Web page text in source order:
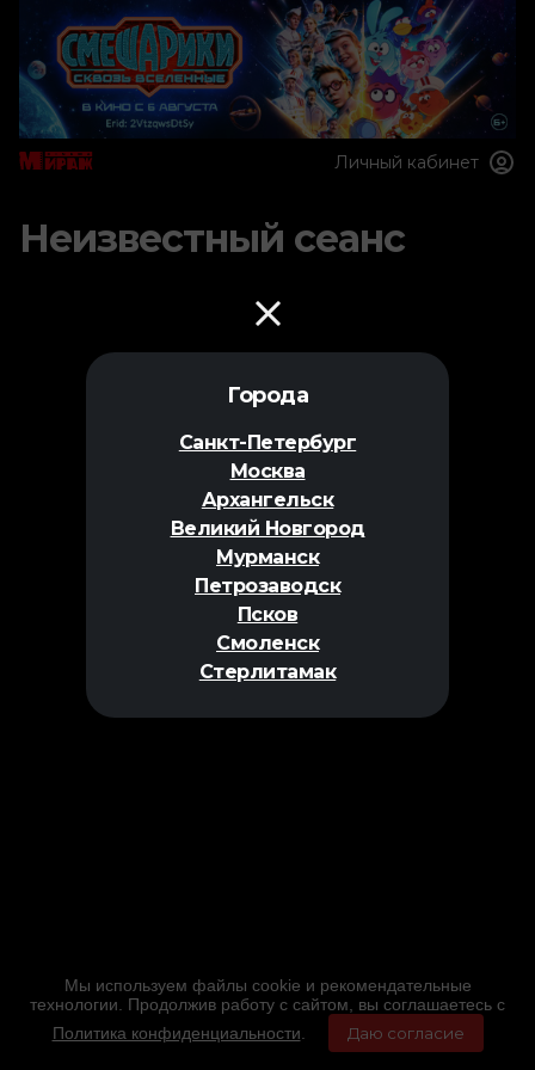
Города
Санкт-Петербург
Москва
Архангельск
Великий Новгород
Мурманск
Петрозаводск
Псков
Смоленск
Стерлитамак
Личный кабинет
Неизвестный сеанс
Мы используем файлы cookie и рекомендательные
технологии. Продолжив работу с сайтом, вы соглашаетесь с
Политика конфиденциальности
Даю согласие